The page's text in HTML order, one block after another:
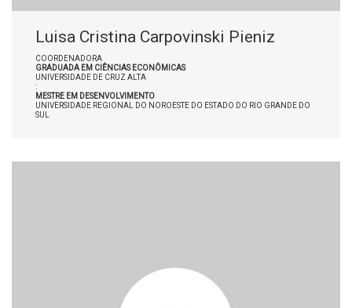
Luisa Cristina Carpovinski Pieniz
COORDENADORA
GRADUADA EM CIÊNCIAS ECONÔMICAS
UNIVERSIDADE DE CRUZ ALTA
:
MESTRE EM DESENVOLVIMENTO
UNIVERSIDADE REGIONAL DO NOROESTE DO ESTADO DO RIO GRANDE DO
SUL